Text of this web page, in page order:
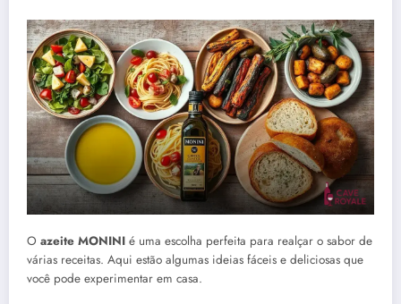
O azeite MONINI é uma escolha perfeita para realçar o sabor de
várias receitas. Aqui estão algumas ideias fáceis e deliciosas que
você pode experimentar em casa.